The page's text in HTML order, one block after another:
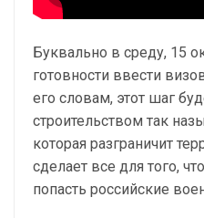
Буквально в среду, 15
готовности ввести
его словам, этот шаг
строительством так
которая разграничит
сделает все для того,
попасть российские